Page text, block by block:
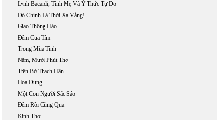
Lynh Bacardi, Tình Mẹ Và Ý Thức Tự Do
Đó Chính Là Thời Xa Vắng!
Giao Thông Hào
Đêm Của Tím
Trong Mùa Tình
Năm, Mười Phút Thơ
Trên Bờ Thạch Hãn
Hoa Dung
Một Con Người Sắc Sảo
Đêm Rồi Cũng Qua
Kinh Thơ